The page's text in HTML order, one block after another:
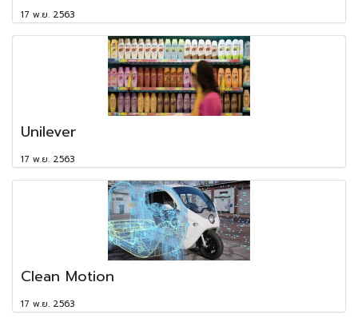
17 พ.ย. 2563
Unilever
17 พ.ย. 2563
Clean Motion
17 พ.ย. 2563